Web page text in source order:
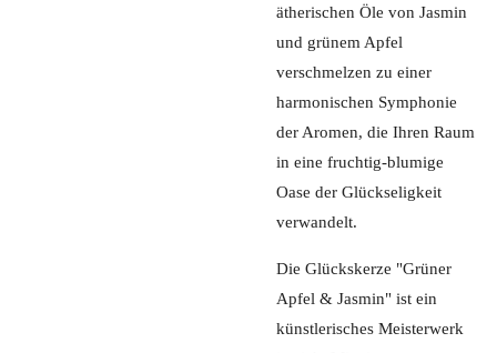
ätherischen Öle von Jasmin
und grünem Apfel
verschmelzen zu einer
harmonischen Symphonie
der Aromen, die Ihren Raum
in eine fruchtig-blumige
Oase der Glückseligkeit
verwandelt.
Die Glückskerze "Grüner
Apfel & Jasmin" ist ein
künstlerisches Meisterwerk